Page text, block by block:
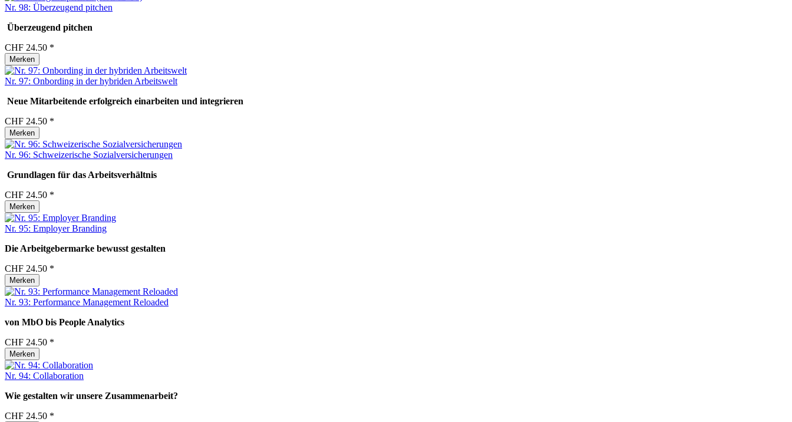
Nr. 98: Überzeugend pitchen
Überzeugend pitchen
CHF 24.50 *
Merken
Nr. 97: Onbording in der hybriden Arbeitswelt
Neue Mitarbeitende erfolgreich einarbeiten und integrieren
CHF 24.50 *
Merken
Nr. 96: Schweizerische Sozialversicherungen
Grundlagen für das Arbeitsverhältnis
CHF 24.50 *
Merken
Nr. 95: Employer Branding
Die Arbeitgebermarke bewusst gestalten
CHF 24.50 *
Merken
Nr. 93: Performance Management Reloaded
von MbO bis People Analytics
CHF 24.50 *
Merken
Nr. 94: Collaboration
Wie gestalten wir unsere Zusammenarbeit?
CHF 24.50 *